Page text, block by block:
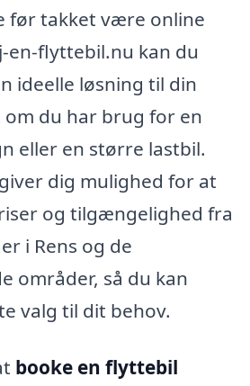
før takket være online
en-flyttebil.nu kan du
ideelle løsning til din
du har brug for en
eller en større lastbil.
dig mulighed for at
og tilgængelighed fra
i Rens og de
områder, så du kan
valg til dit behov.
booke en flyttebil